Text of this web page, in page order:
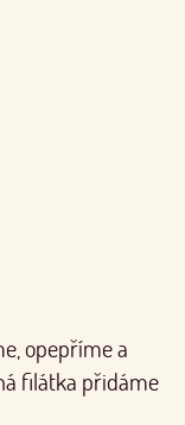
opepříme a
filátka přidáme